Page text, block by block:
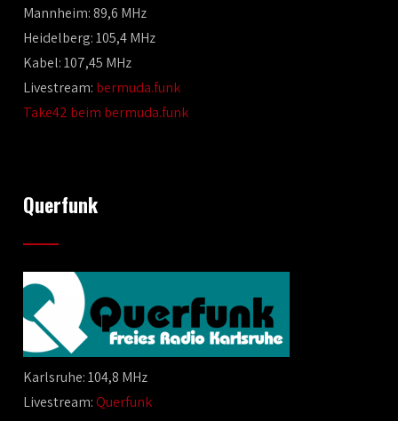
Mannheim: 89,6 MHz
Heidelberg: 105,4 MHz
Kabel: 107,45 MHz
Livestream: bermuda.funk
Take42 beim bermuda.funk
Querfunk
Karlsruhe: 104,8 MHz
Livestream:Querfunk